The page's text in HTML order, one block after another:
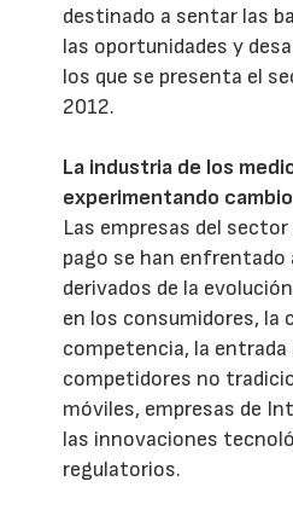
destinado a sentar las
las oportunidades y
los que se presenta el
2012.
La industria de los
experimentando
Las empresas del
pago se han enfrentado
derivados de la
en los consumidores, la
competencia, la entrada
competidores no
móviles, empresas de
las innovaciones
regulatorios.